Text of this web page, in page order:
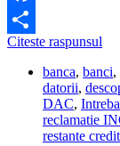
Facebook
Share
Citeste raspunsul
a
ca
am
o
banca, banci,
datorii,
DAC,
reclamatie
restante credit